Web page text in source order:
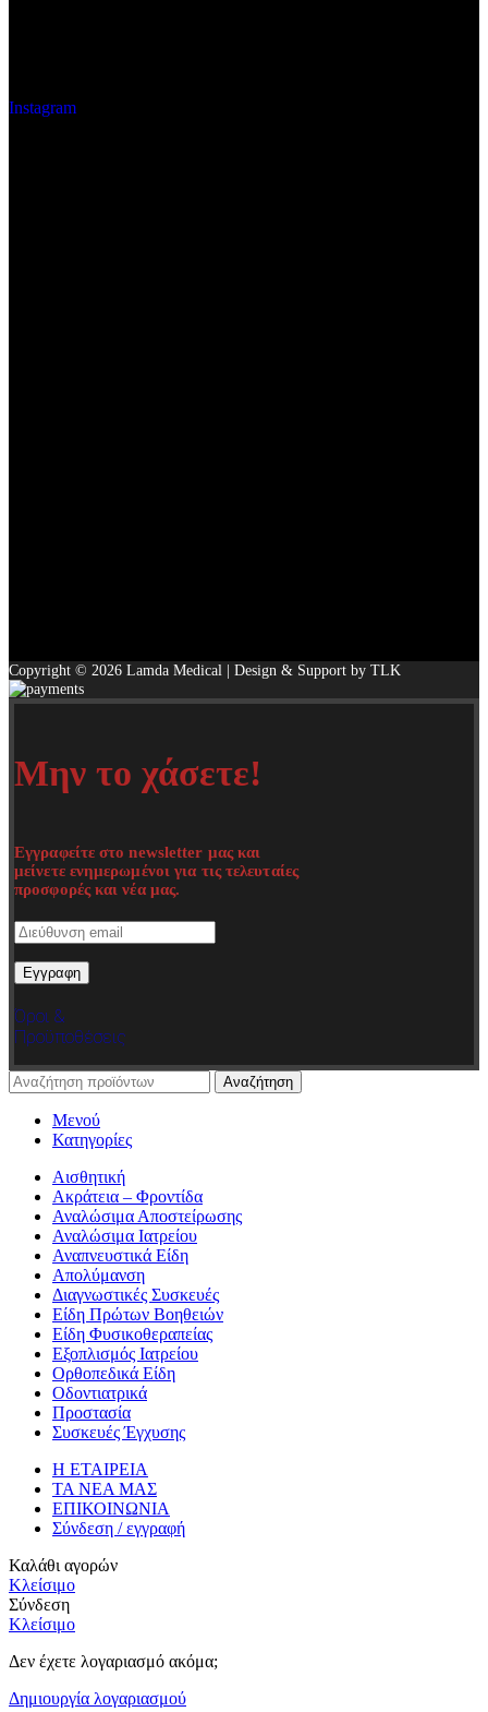
Instagram
Copyright © 2026 Lamda Medical | Design & Support by TLK
Μην το χάσετε!
Εγγραφείτε στο newsletter μας και
μείνετε ενημερωμένοι για τις τελευταίες
προσφορές και νέα μας.
Όροι &
Προϋποθέσεις
Αναζήτηση
Μενού
Κατηγορίες
Αισθητική
Ακράτεια – Φροντίδα
Αναλώσιμα Αποστείρωσης
Αναλώσιμα Ιατρείου
Αναπνευστικά Είδη
Απολύμανση
Διαγνωστικές Συσκευές
Είδη Πρώτων Βοηθειών
Είδη Φυσικοθεραπείας
Εξοπλισμός Ιατρείου
Ορθοπεδικά Είδη
Οδοντιατρικά
Προστασία
Συσκευές Έγχυσης
Η ΕΤΑΙΡΕΙΑ
ΤΑ ΝΕΑ ΜΑΣ
ΕΠΙΚΟΙΝΩΝΙΑ
Σύνδεση / εγγραφή
Καλάθι αγορών
Κλείσιμο
Σύνδεση
Κλείσιμο
Δεν έχετε λογαριασμό ακόμα;
Δημιουργία λογαριασμού